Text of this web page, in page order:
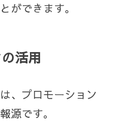
ができます。
活用
、プロモーション
源です。